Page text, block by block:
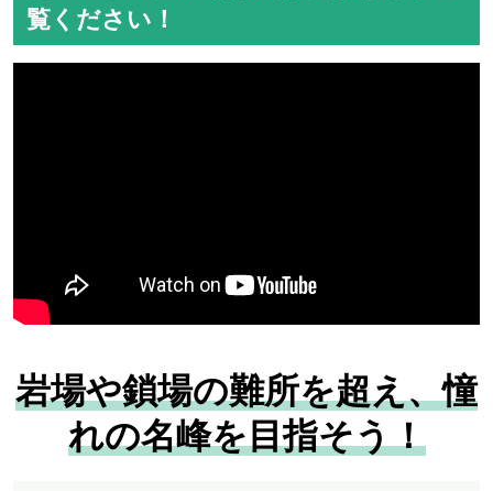
覧ください！
岩場や鎖場の難所を超え、憧
れの名峰を目指そう！